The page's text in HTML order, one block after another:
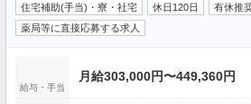
住宅補助(手当)・寮・社宅
休日120日 有休推
薬局等に直接応募する求人
給与・手当
月給303,000円〜449,360円